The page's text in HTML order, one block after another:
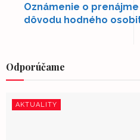
Oznámenie o
dôvodu hodného
Odporúčame
AKTUALITY